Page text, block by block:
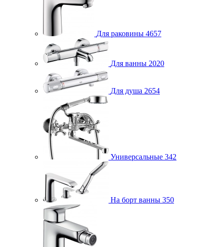
Для раковины 4657
Для ванны 2020
Для душа 2654
Универсальные 342
На борт ванны 350